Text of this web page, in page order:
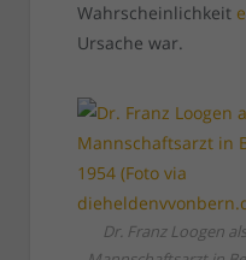
Wahrscheinlichkeit
Ursache war.
Dr. Franz Loogen als